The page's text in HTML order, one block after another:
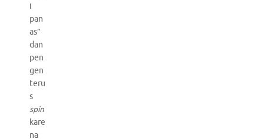
i
pan
as”
dan
pen
gen
teru
s
spin
kare
na